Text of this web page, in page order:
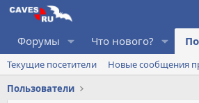
Форумы Что нового?
Текущие посетители Новые сообщения
Пользователи